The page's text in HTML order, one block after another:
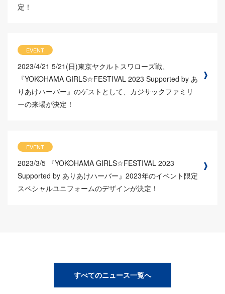
定！
EVENT
2023/4/21 5/21(日)東京ヤクルトスワローズ戦、
『YOKOHAMA GIRLS☆FESTIVAL 2023 Supported by あ
りあけハーバー』のゲストとして、カジサックファミリ
ーの来場が決定！
EVENT
2023/3/5 『YOKOHAMA GIRLS☆FESTIVAL 2023
Supported by ありあけハーバー』2023年のイベント限定
スペシャルユニフォームのデザインが決定！
すべてのニュース一覧へ